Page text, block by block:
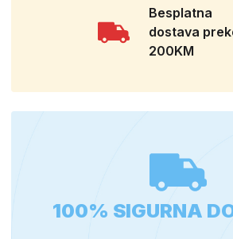
Besplatna
dostava
200KM
100% SIGURNA